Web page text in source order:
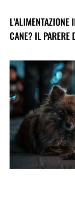
CANE? IL PARERE